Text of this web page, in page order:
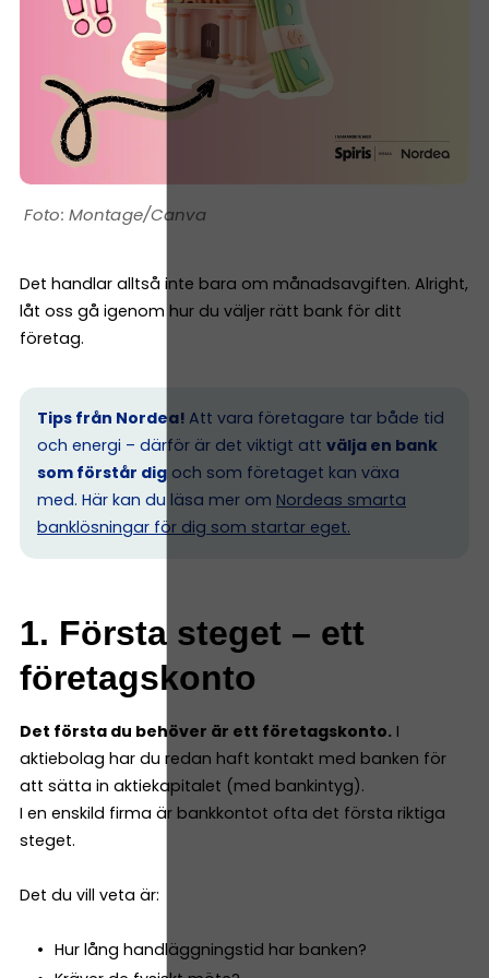
Montage/Canva
Det handlar alltså inte bara om månadsavgiften. Alright,
låt oss gå igenom hur du väljer rätt bank för ditt
företag.
Tips från Nordea! Att vara företagare tar både tid
och energi – därför är det viktigt att välja en bank
som förstår dig och som företaget kan växa
med. Här kan du läsa mer om Nordeas smarta
banklösningar för dig som startar eget.
1. Första steget – ett
företagskonto
Det första du behöver är ett företagskonto. I
aktiebolag har du redan haft kontakt med banken för
att sätta in aktiekapitalet (med bankintyg).
I en enskild firma är bankkontot ofta det första riktiga
steget.
Det du vill veta är:
Hur lång handläggningstid har banken?